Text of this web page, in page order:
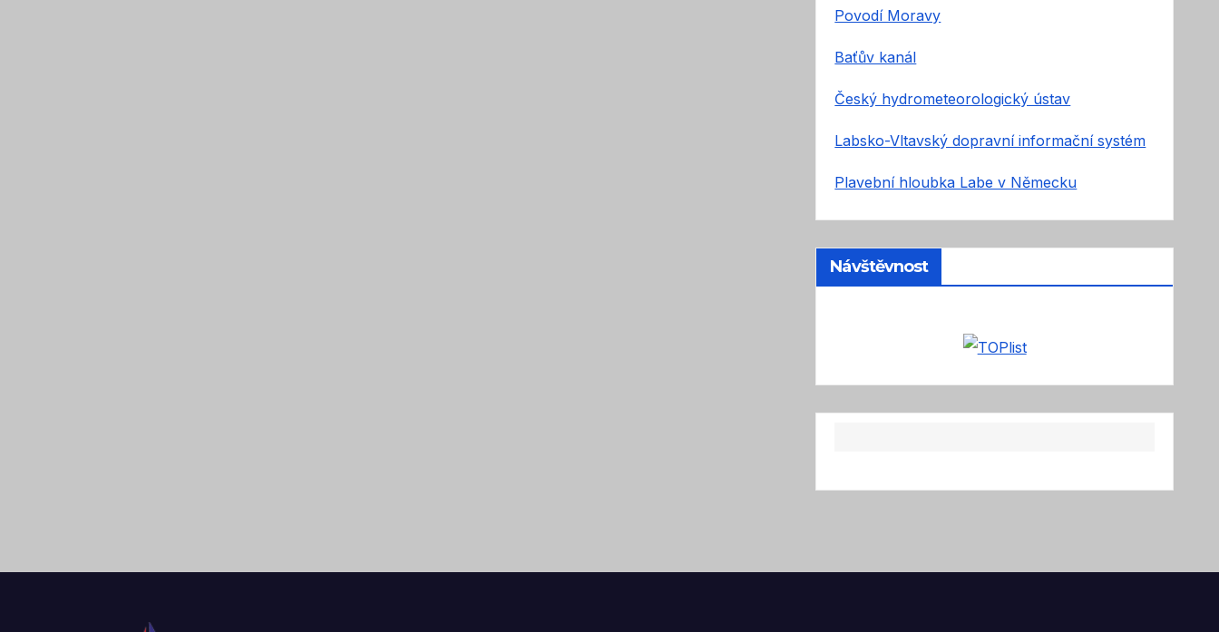
Povodí Moravy
Baťův kanál
Český hydrometeorologický ústav
Labsko-Vltavský dopravní informační systém
Plavební hloubka Labe v Německu
Návštěvnost